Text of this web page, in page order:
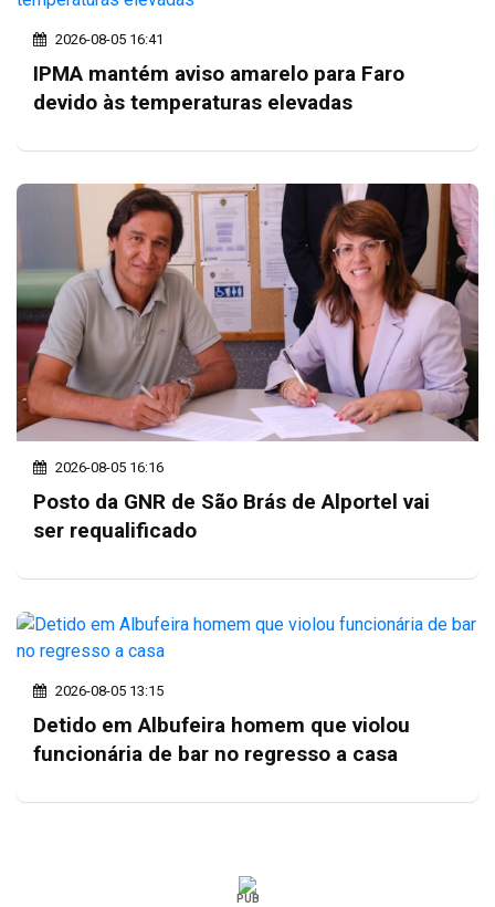
2026-08-05 16:41
IPMA mantém aviso amarelo para Faro
devido às temperaturas elevadas
2026-08-05 16:16
Posto da GNR de São Brás de Alportel vai
ser requalificado
2026-08-05 13:15
Detido em Albufeira homem que violou
funcionária de bar no regresso a casa
PUB